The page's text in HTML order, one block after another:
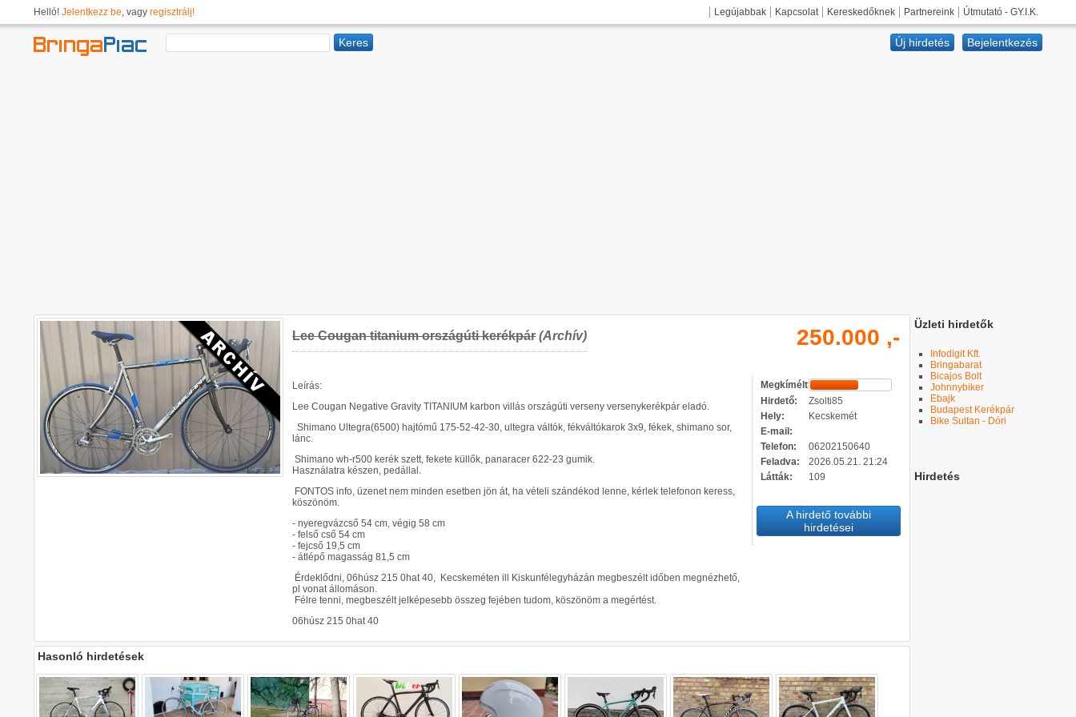
Helló! Jelentkezz be, vagy regisztrálj! Útmutató - GY.I.K.
Partnereink
Kereskedőknek
Kapcsolat
Legújabbak
Bejelentkezés
Új hirdetés
Üzleti hirdetők
Infodigit Kft.
Bringabarat
Bicajos Bolt
Johnnybiker
Ebajk
Budapest Kerékpár
Bike Sultan - Dóri
Hirdetés
Lee Cougan titanium országúti kerékpár (Archív) 250.000 ,-
Leírás:
Lee Cougan Negative Gravity TITANIUM karbon villás országúti verseny versenykerékpár eladó.
Shimano Ultegra(6500) hajtómű 175-52-42-30, ultegra váltók, fékváltókarok 3x9, fékek, shimano sor,
lánc.
Shimano wh-r500 kerék szett, fekete küllők, panaracer 622-23 gumik.
Használatra készen, pedállal.
FONTOS info, üzenet nem minden esetben jön át, ha vételi szándékod lenne, kérlek telefonon keress,
köszönöm.
- nyeregvázcső 54 cm, végig 58 cm
- felső cső 54 cm
- fejcső 19,5 cm
- átlépő magasság 81,5 cm
Érdeklődni, 06húsz 215 0hat 40, Kecskeméten ill Kiskunfélegyházán megbeszélt időben megnézhető,
pl vonat állomáson.
Félre tenni, megbeszélt jelképesebb összeg fejében tudom, köszönöm a megértést.
06húsz 215 0hat 40
Megkímélt
Hirdető:
Zsolti85
Hely:
Kecskemét
E-mail:
Telefon:
06202150640
Feladva:
2026.05.21. 21:24
Látták:
109
A hirdető további
hirdetései
Hasonló hirdetések